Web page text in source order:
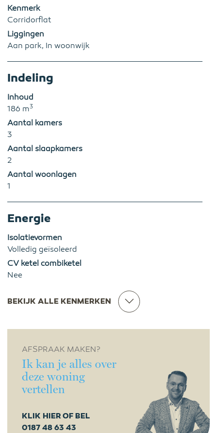
Kenmerk
Corridorflat
Liggingen
Aan park, In woonwijk
Indeling
Inhoud
186 m3
Aantal kamers
3
Aantal slaapkamers
2
Aantal woonlagen
1
Energie
Isolatievormen
Volledig geïsoleerd
CV ketel combiketel
Nee
BEKIJK ALLE KENMERKEN
AFSPRAAK MAKEN?
Ik kan je alles over
deze woning
vertellen
KLIK HIER OF BEL
0187 48 63 43